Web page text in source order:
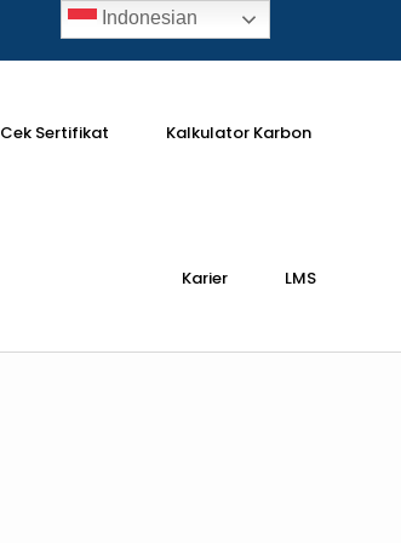
Cek Sertifikat Kalkulator Karbon
Karier LMS
Indonesian